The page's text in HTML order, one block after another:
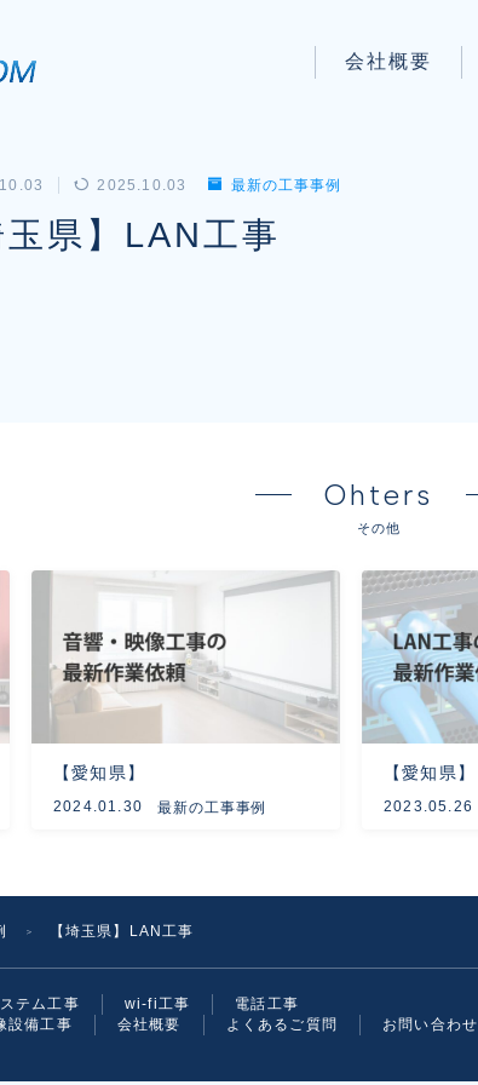
会社概要
2025.10.03 最新の工事事例
玉県】LAN工事
Ohters
その他
【愛知県】
2024.01.30 最新の工事事例
【愛知県】
2023.05.26
＞ 【埼玉県】LAN工事
テム工事 wi-fi工事
電話工事
設備工事 会社概要 よくあるご質問
お問い合わせ